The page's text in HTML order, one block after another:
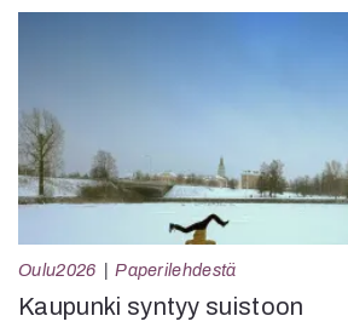
Oulu2026 Paperilehdestä
Kaupunki syntyy suistoon